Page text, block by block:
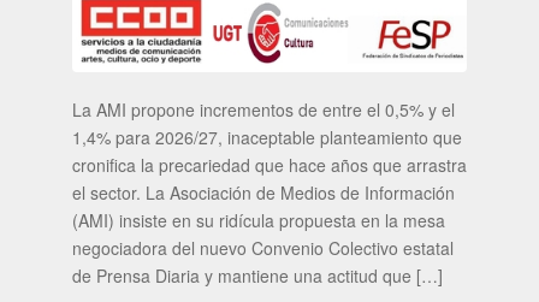
La AMI propone incrementos de entre el 0,5% y el
1,4% para 2026/27, inaceptable planteamiento que
cronifica la precariedad que hace años que arrastra
el sector. La Asociación de Medios de Información
(AMI) insiste en su ridícula propuesta en la mesa
negociadora del nuevo Convenio Colectivo estatal
de Prensa Diaria y mantiene una actitud que […]